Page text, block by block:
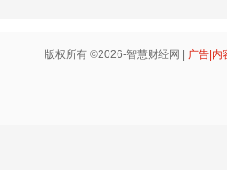
版权所有 ©2026-智慧财经网 | 广告|内